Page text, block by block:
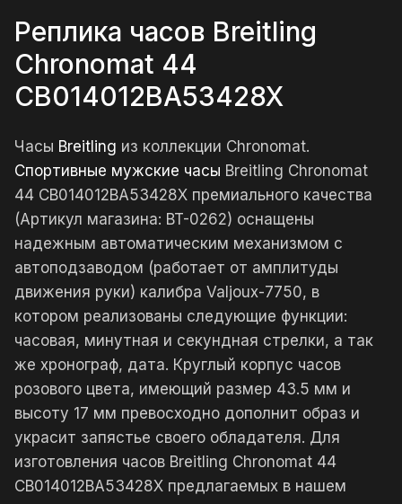
Реплика часов Breitling
Chronomat 44
CB014012BA53428X
Часы Breitling из коллекции Chronomat.
Спортивные мужские часы Breitling Chronomat
44 CB014012BA53428X премиального качества
(Артикул магазина: BT-0262) оснащены
надежным автоматическим механизмом с
автоподзаводом (работает от амплитуды
движения руки) калибра Valjoux-7750, в
котором реализованы следующие функции:
часовая, минутная и секундная стрелки, а так
же хронограф, дата. Круглый корпус часов
розового цвета, имеющий размер 43.5 мм и
высоту 17 мм превосходно дополнит образ и
украсит запястье своего обладателя. Для
изготовления часов Breitling Chronomat 44
CB014012BA53428X предлагаемых в нашем